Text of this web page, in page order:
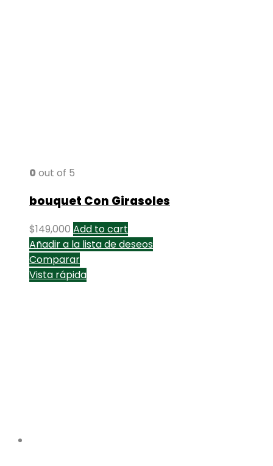
0 out of 5
bouquet Con Girasoles
$149,000 Add to cart
Añadir a la lista de deseos
Comparar
Vista rápida